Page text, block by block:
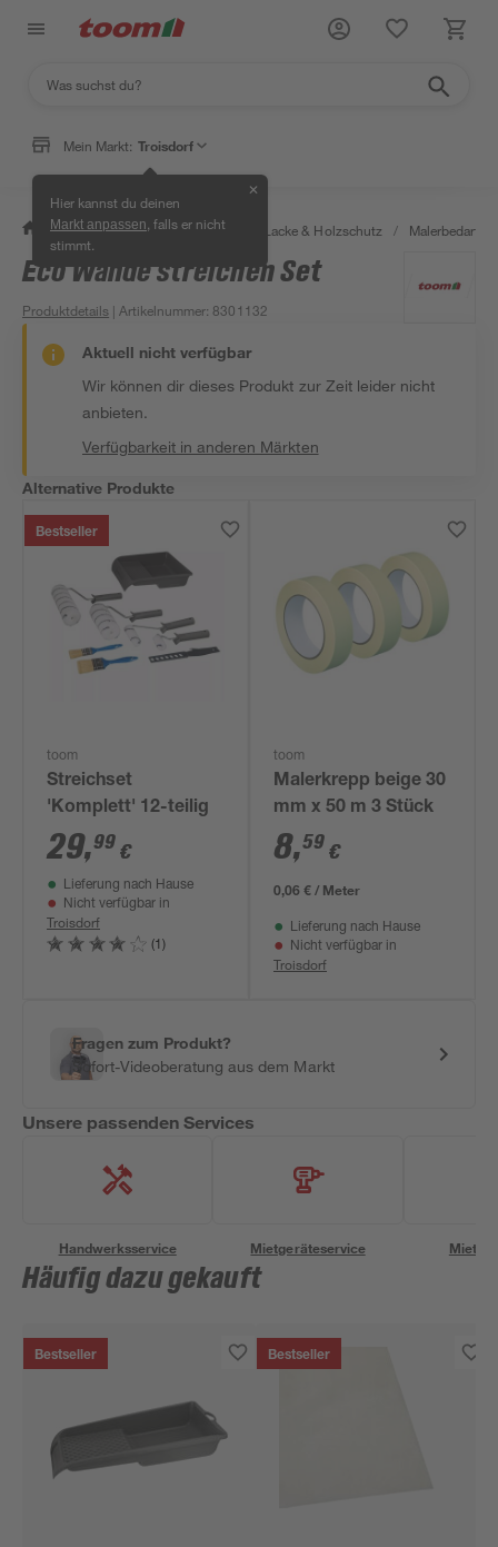
Mein Markt: Troisdorf
Hier kannst du deinen
Markt anpassen , falls er nicht
stimmt.
✕
/ Bauen & Renovieren / Farben, Lacke & Holzschutz / Malerbedarf
Eco Wände streichen Set
Produktdetails | Artikelnummer: 8301132
Aktuell nicht verfügbar
Wir können dir dieses Produkt zur Zeit leider nicht
anbieten.
Verfügbarkeit in anderen Märkten
Alternative Produkte
Bestseller
toom
Streichset
'Komplett' 12-teilig
29,99 €
Lieferung nach Hause
Nicht verfügbar in
Troisdorf
(1)
toom
Malerkrepp beige 30
mm x 50 m 3 Stück
8,59 €
0,06 € / Meter
Lieferung nach Hause
Nicht verfügbar in
Troisdorf
Fragen zum Produkt?
Sofort-Videoberatung aus dem Markt
Unsere passenden Services
Handwerksservice Mietgeräteservice
Häufig dazu gekauft
Bestseller Bestseller